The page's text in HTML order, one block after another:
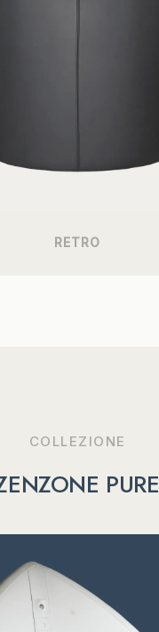
RETRO
COLLEZIONE
PURE